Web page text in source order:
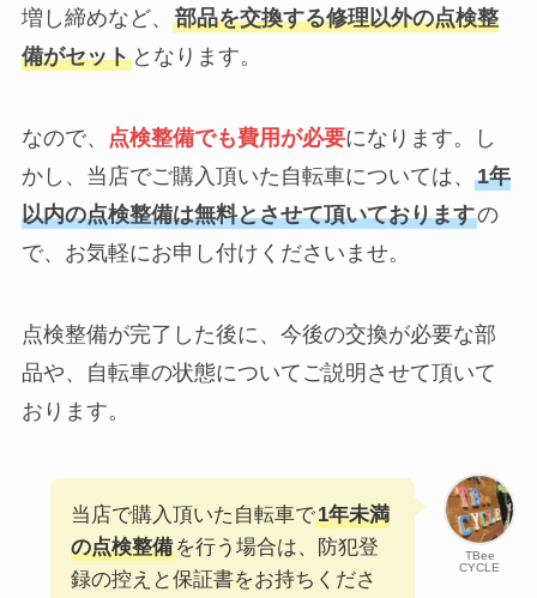
増し締めなど、 部品を交換する修理以外の点検整
備がセットとなります。
なので、 点検整備でも費用が必要になります。し
かし、当店でご購入頂いた自転車については、 1年
以内の点検整備は無料とさせて頂いておりますの
で、お気軽にお申し付けくださいませ。
点検整備が完了した後に、今後の交換が必要な部
品や、自転車の状態についてご説明させて頂いて
おります。
TBee
CYCLE
当店で購入頂いた自転車で1年未満
の点検整備を行う場合は、防犯登
録の控えと保証書をお持ちくださ